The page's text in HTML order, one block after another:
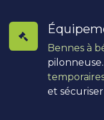
Bennes à
et